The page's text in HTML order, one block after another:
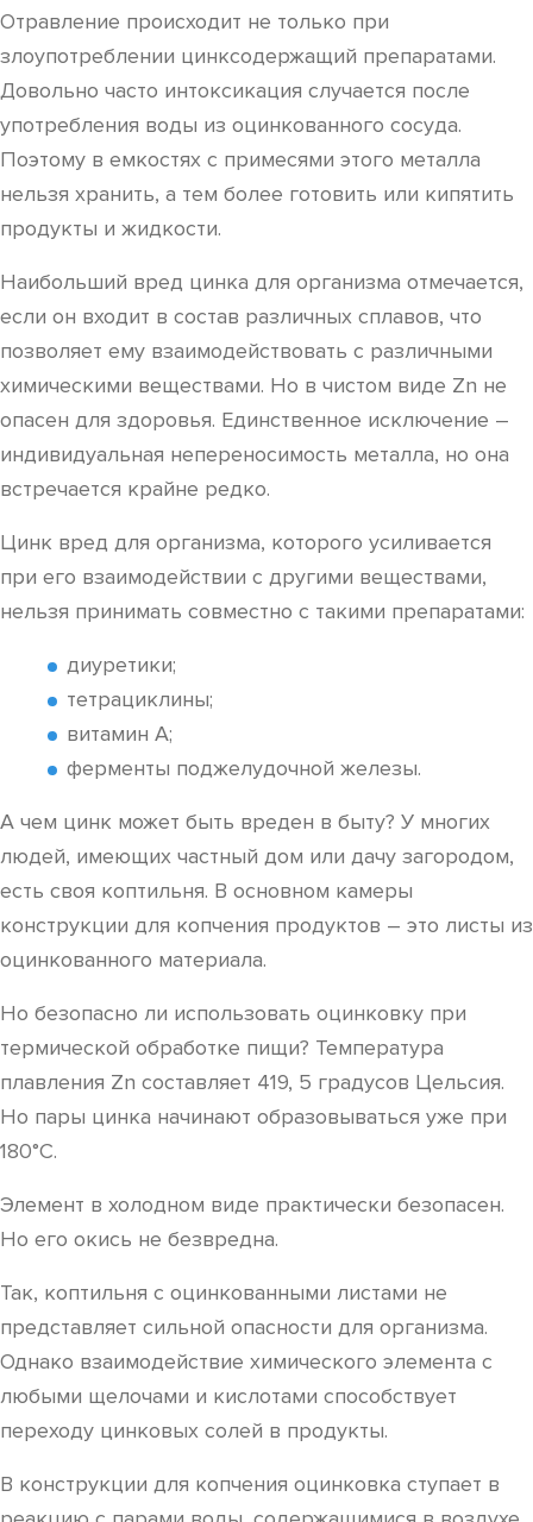
Отравление происходит не только при
злоупотреблении цинксодержащий препаратами.
Довольно часто интоксикация случается после
употребления воды из оцинкованного сосуда.
Поэтому в емкостях с примесями этого металла
нельзя хранить, а тем более готовить или кипятить
продукты и жидкости.
Наибольший вред цинка для организма отмечается,
если он входит в состав различных сплавов, что
позволяет ему взаимодействовать с различными
химическими веществами. Но в чистом виде Zn не
опасен для здоровья. Единственное исключение –
индивидуальная непереносимость металла, но она
встречается крайне редко.
Цинк вред для организма, которого усиливается
при его взаимодействии с другими веществами,
нельзя принимать совместно с такими препаратами:
диуретики;
тетрациклины;
витамин А;
ферменты поджелудочной железы.
А чем цинк может быть вреден в быту? У многих
людей, имеющих частный дом или дачу загородом,
есть своя коптильня. В основном камеры
конструкции для копчения продуктов – это листы из
оцинкованного материала.
Но безопасно ли использовать оцинковку при
термической обработке пищи? Температура
плавления Zn составляет 419, 5 градусов Цельсия.
Но пары цинка начинают образовываться уже при
180°C.
Элемент в холодном виде практически безопасен.
Но его окись не безвредна.
Так, коптильня с оцинкованными листами не
представляет сильной опасности для организма.
Однако взаимодействие химического элемента с
любыми щелочами и кислотами способствует
переходу цинковых солей в продукты.
В конструкции для копчения оцинковка ступает в